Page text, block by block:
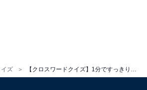
イズ 【クロスワードクイズ】1分ですっきり！ 空欄に入るひらがなは？ ヒントは物事の終わり